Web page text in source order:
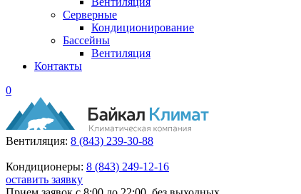
Серверные
Кондиционирование
Бассейны
Вентиляция
Контакты
0
Вентиляция: 8 (843) 239-30-88
Кондиционеры: 8 (843) 249-12-16
оставить заявку